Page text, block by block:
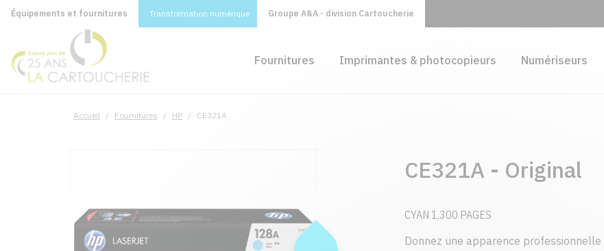
Équipements et fournitures Transformation numérique Groupe A&A - division Cartoucherie
Fournitures Imprimantes & photocopieurs Numériseurs
Accueil / Fournitures / HP / CE321A
CE321A - Original
CYAN 1,300 PAGES
Donnez une apparence